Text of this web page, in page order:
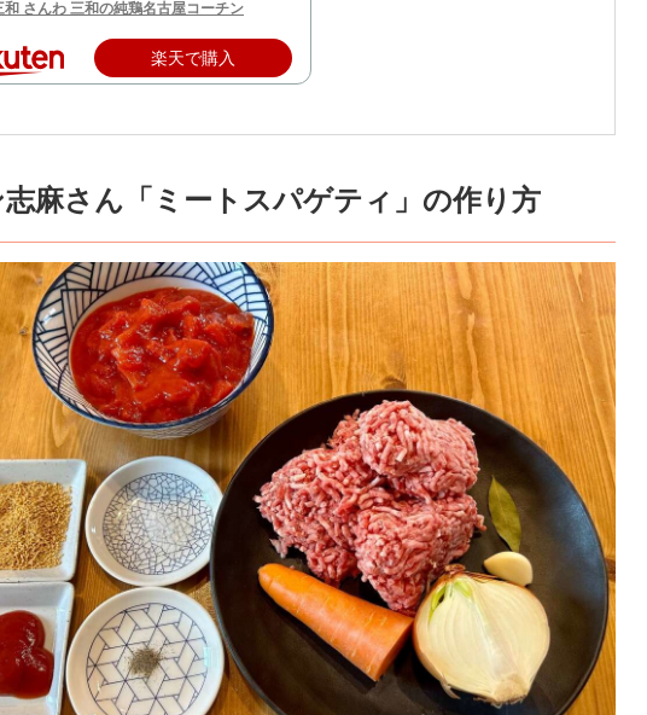
和 さんわ 三和の純鶏名古屋コーチン
楽天で購入
麻さん「ミートスパゲティ」の作り方